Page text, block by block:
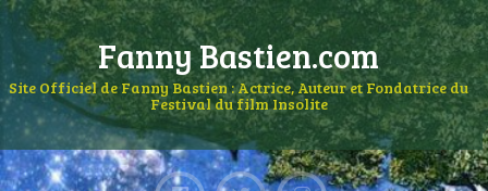
Fanny Bastien.com
Site Officiel de Fanny Bastien : Actrice, Auteur et Fondatrice du
Festival du film Insolite